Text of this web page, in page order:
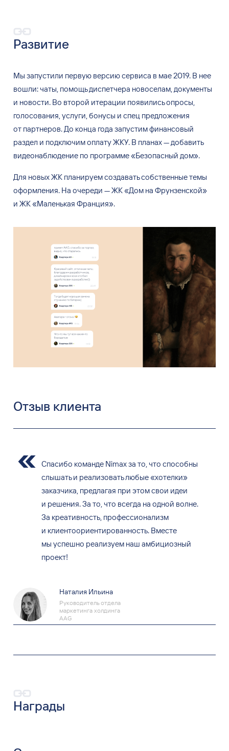
Развитие
Мы запустили первую версию сервиса в мае 2019. В нее
вошли: чаты, помощь диспетчера новоселам, документы
и новости. Во второй итерации появились опросы,
голосования, услуги, бонусы и спец предложения
от партнеров. До конца года запустим финансовый
раздел и подключим оплату ЖКУ. В планах—добавить
видеонаблюдение по программе«Безопасный дом».
Для новыхЖК планируем создавать собственные темы
оформления. На очереди —ЖК«Дом на Фрунзенской»
и ЖК«Маленькая Франция».
Отзыв клиента
Спасибо команде Nimax за то, что способны
слышать и реализовать любые «хотелки»
заказчика, предлагая при этом свои идеи
и решения. За то, что всегда на одной волне.
За креативность, профессионализм
и клиентоориентированность. Вместе
мы успешно реализуем наш амбициозный
проект!
Наталия Ильина
Руководитель отдела
маркетинга холдинга
AAG
Награды